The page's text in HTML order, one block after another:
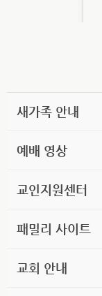
새가족 안내
예배 영상
교인지원센터
패밀리 사이트
교회 안내